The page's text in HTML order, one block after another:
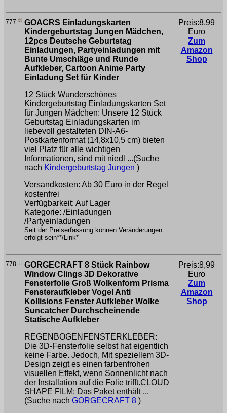
777
GOACRS Einladungskarten
Kindergeburtstag Jungen Mädchen,
12pcs Deutsche Geburtstag
Einladungen, Partyeinladungen mit
Bunte Umschläge und Runde
Aufkleber, Cartoon Anime Party
Einladung Set für Kinder
12 Stück Wunderschönes
Kindergeburtstag Einladungskarten Set
für Jungen Mädchen: Unsere 12 Stück
Geburtstag Einladungskarten im
liebevoll gestalteten DIN-A6-
Postkartenformat (14,8x10,5 cm) bieten
viel Platz für alle wichtigen
Informationen, sind mit niedl ...(Suche
nach Kindergeburtstag Jungen )
Versandkosten: Ab 30 Euro in der Regel
kostenfrei
Verfügbarkeit: Auf Lager
Kategorie: /Einladungen
/Partyeinladungen
Seit der Preiserfassung können Veränderungen
erfolgt sein**/Link*
Preis:8,99
Euro
Zum
Amazon
Shop
778
GORGECRAFT 8 Stück Rainbow
Window Clings 3D Dekorative
Fensterfolie Groß Wolkenform Prisma
Fensteraufkleber Vogel Anti
Kollisions Fenster Aufkleber Wolke
Suncatcher Durchscheinende
Statische Aufkleber
REGENBOGENFENSTERKLEBER:
Die 3D-Fensterfolie selbst hat eigentlich
keine Farbe. Jedoch, Mit speziellem 3D-
Design zeigt es einen farbenfrohen
visuellen Effekt, wenn Sonnenlicht nach
der Installation auf die Folie trifft.CLOUD
SHAPE FILM: Das Paket enthält ...
(Suche nach GORGECRAFT 8 )
Preis:8,99
Euro
Zum
Amazon
Shop